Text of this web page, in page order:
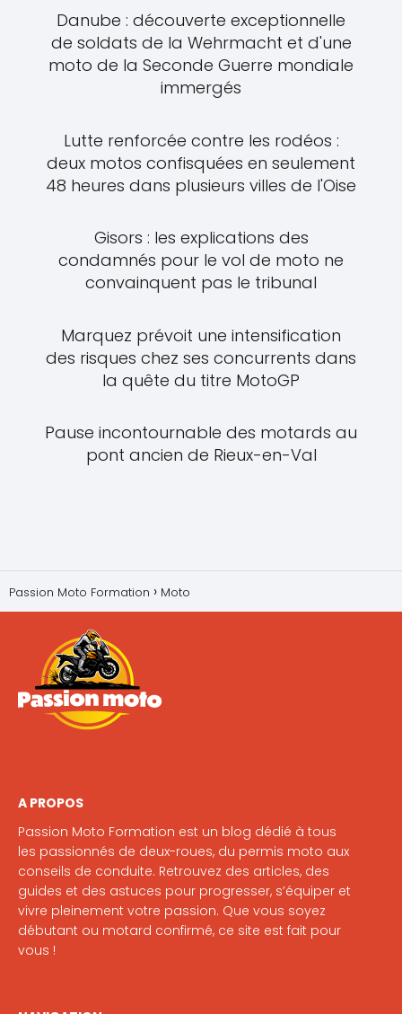
Danube : découverte exceptionnelle
de soldats de la Wehrmacht et d'une
moto de la Seconde Guerre mondiale
immergés
Lutte renforcée contre les rodéos :
deux motos confisquées en seulement
48 heures dans plusieurs villes de l'Oise
Gisors : les explications des
condamnés pour le vol de moto ne
convainquent pas le tribunal
Marquez prévoit une intensification
des risques chez ses concurrents dans
la quête du titre MotoGP
Pause incontournable des motards au
pont ancien de Rieux-en-Val
Passion Moto Formation Moto
A PROPOS
Passion Moto Formation est un blog dédié à tous
les passionnés de deux-roues, du permis moto aux
conseils de conduite. Retrouvez des articles, des
guides et des astuces pour progresser, s’équiper et
vivre pleinement votre passion. Que vous soyez
débutant ou motard confirmé, ce site est fait pour
vous !